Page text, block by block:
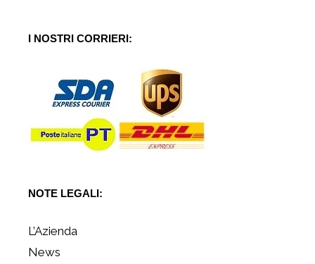
I NOSTRI CORRIERI:
NOTE LEGALI:
L’Azienda
News